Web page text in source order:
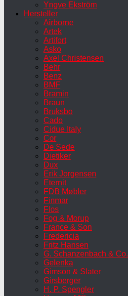
Yngve Ekström
Hersteller
Airborne
Artek
Artifort
Asko
Axel Christensen
Behr
Benz
BMF
Bramin
Braun
Bruksbo
Cado
Cidue Italy
Cor
De Sede
Dietiker
Dux
Erik Jorgensen
Eternit
FDB Møbler
Finmar
Flos
Fog & Morup
France & Son
Fredericia
Fritz Hansen
G. Schanzenbach & Co.
Gelenka
Gimson & Slater
Girsberger
H. P. Spengler